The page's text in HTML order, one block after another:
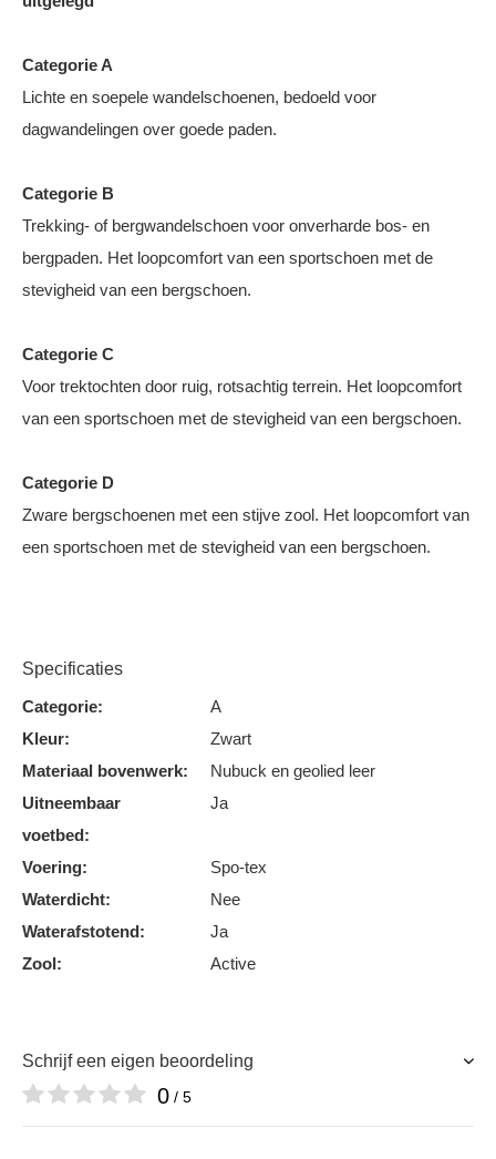
Categorie A
Lichte en soepele wandelschoenen, bedoeld voor
dagwandelingen over goede paden.
Categorie B
Trekking- of bergwandelschoen voor onverharde bos- en
bergpaden. Het loopcomfort van een sportschoen met de
stevigheid van een bergschoen.
Categorie C
Voor trektochten door ruig, rotsachtig terrein. Het loopcomfort
van een sportschoen met de stevigheid van een bergschoen.
Categorie D
Zware bergschoenen met een stijve zool. Het loopcomfort van
een sportschoen met de stevigheid van een bergschoen.
Specificaties
Categorie:
A
Kleur:
Zwart
Materiaal bovenwerk:
Nubuck en geolied leer
Uitneembaar
voetbed:
Ja
Voering:
Spo-tex
Waterdicht:
Nee
Waterafstotend:
Ja
Zool:
Active
Schrijf een eigen beoordeling
0 / 5